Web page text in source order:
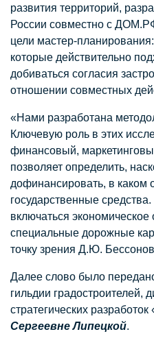
развития территорий,
России совместно с
цели мастер-
которые действительно
добиваться согласия
отношении совместных
«Нами разработана
Ключевую роль в этих
финансовый,
позволяет определить,
дофинансировать, в каком
государственные
включаться
специальные дорожные
точку зрения Д.Ю.
Далее слово было
гильдии градостроителей,
стратегических
Сергеевне Липецкой.